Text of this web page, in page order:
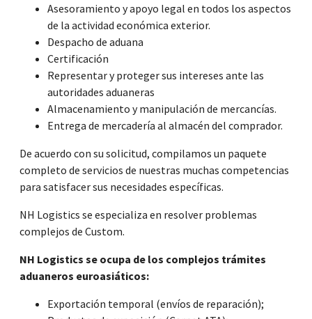
Asesoramiento y apoyo legal en todos los aspectos
de la actividad económica exterior.
Despacho de aduana
Certificación
Representar y proteger sus intereses ante las
autoridades aduaneras
Almacenamiento y manipulación de mercancías.
Entrega de mercadería al almacén del comprador.
De acuerdo con su solicitud, compilamos un paquete
completo de servicios de nuestras muchas competencias
para satisfacer sus necesidades específicas.
NH Logistics se especializa en resolver problemas
complejos de Custom.
NH Logistics se ocupa de los complejos trámites
aduaneros euroasiáticos:
Exportación temporal (envíos de reparación);